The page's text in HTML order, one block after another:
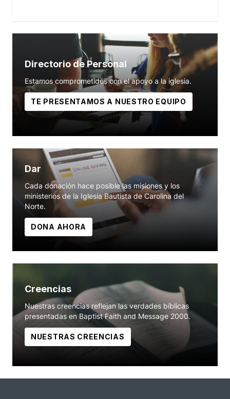
Directorio de Personal
Estamos comprometidos con el apoyo a la iglesia.
TE PRESENTAMOS A NUESTRO EQUIPO
Dar
Cada donación hace posible las misiones y los
ministerios de la Iglesia Bautista de Carolina del
Norte.
DONA AHORA
Creencias
Nuestras creencias reflejan las verdades bíblicas
presentadas en Baptist Faith and Message 2000.
NUESTRAS CREENCIAS